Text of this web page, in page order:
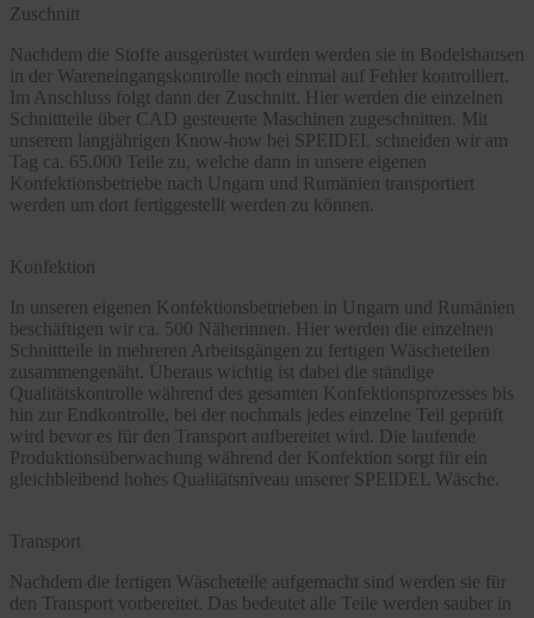
Zuschnitt
Nachdem die Stoffe ausgerüstet wurden werden sie in Bodelshausen
in der Wareneingangskontrolle noch einmal auf Fehler kontrolliert.
Im Anschluss folgt dann der Zuschnitt. Hier werden die einzelnen
Schnittteile über CAD gesteuerte Maschinen zugeschnitten. Mit
unserem langjährigen Know-how bei SPEIDEL schneiden wir am
Tag ca. 65.000 Teile zu, welche dann in unsere eigenen
Konfektionsbetriebe nach Ungarn und Rumänien transportiert
werden um dort fertiggestellt werden zu können.
Konfektion
In unseren eigenen Konfektionsbetrieben in Ungarn und Rumänien
beschäftigen wir ca. 500 Näherinnen. Hier werden die einzelnen
Schnittteile in mehreren Arbeitsgängen zu fertigen Wäscheteilen
zusammengenäht. Überaus wichtig ist dabei die ständige
Qualitätskontrolle während des gesamten Konfektionsprozesses bis
hin zur Endkontrolle, bei der nochmals jedes einzelne Teil geprüft
wird bevor es für den Transport aufbereitet wird. Die laufende
Produktionsüberwachung während der Konfektion sorgt für ein
gleichbleibend hohes Qualitätsniveau unserer SPEIDEL Wäsche.
Transport
Nachdem die fertigen Wäscheteile aufgemacht sind werden sie für
den Transport vorbereitet. Das bedeutet alle Teile werden sauber in